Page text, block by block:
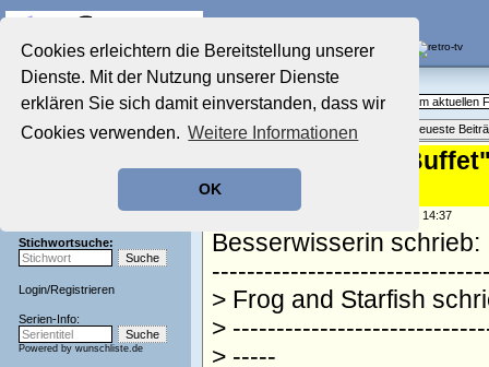
Cookies erleichtern die Bereitstellung unserer
Dienste. Mit der Nutzung unserer Dienste
erklären Sie sich damit einverstanden, dass wir
Cookies verwenden. Weitere Informationen
OK
Startseite
Aktuelles Forum
Film-Forum
Zeichentrick-Forum
Stichwortsuche:
Login/Registrieren
Serien-Info:
Powered by wunschliste.de
Aktuelles Forum
Fragen, Antworten und Meinungen zum aktuellen
Themenübersicht • Neues Thema Neueste
Re: Nach "ARD-
aus
geschrieben von: , 24.12.24 14:37
Besserwisserin schrieb:
> Frog and Starfish
>
> -----